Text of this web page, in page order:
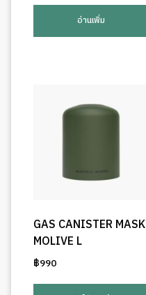
อ่านเพิ่ม
GAS CANISTER MASK
MOLIVE L
฿990